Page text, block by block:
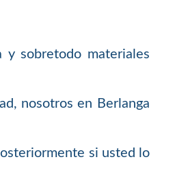
sobretodo materiales
nosotros en Berlanga
si usted lo